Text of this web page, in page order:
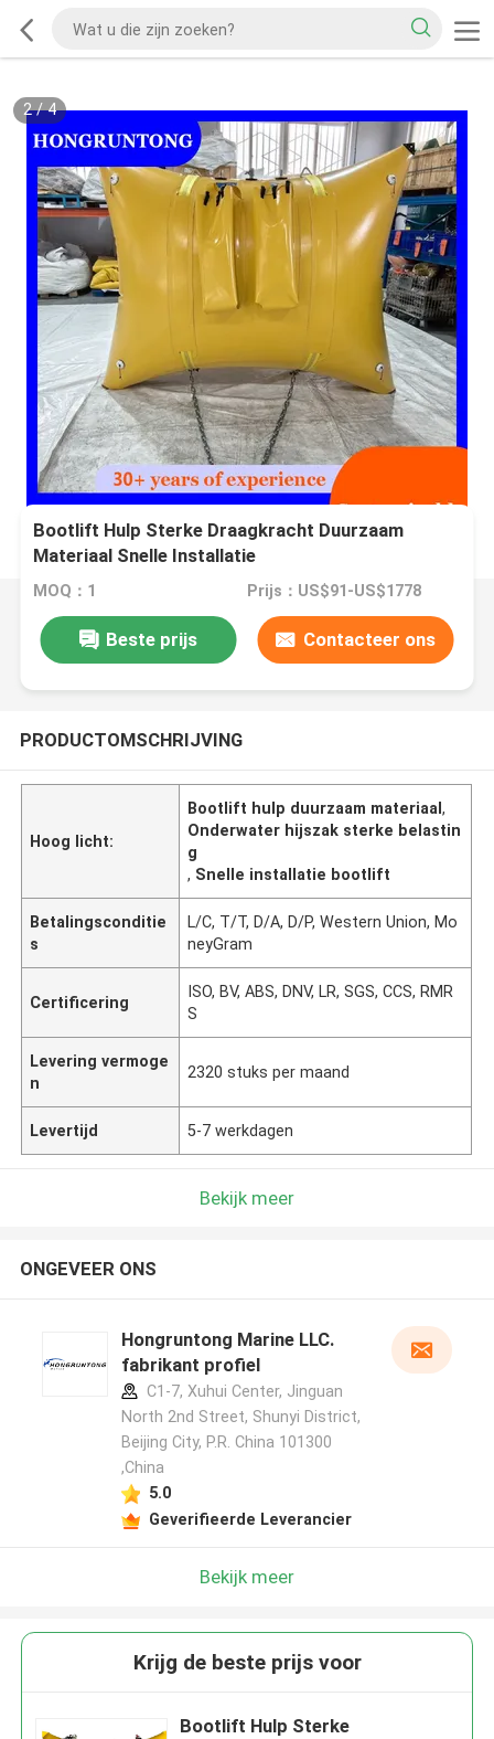
2/4
Bootlift Hulp Sterke Draagkracht Duurzaam
Materiaal Snelle Installatie
MOQ：1 Prijs：US$91-US$1778
Beste prijs Contacteer ons
PRODUCTOMSCHRIJVING
Hoog licht:
Bootlift hulp duurzaam materiaal,
Onderwater hijszak sterke belastin
g
, Snelle installatie bootlift
Betalingsconditie
s
L/C, T/T, D/A, D/P, Western Union, Mo
neyGram
Certificering
ISO, BV, ABS, DNV, LR, SGS, CCS, RMR
S
Levering vermoge
n
2320 stuks per maand
Levertijd 5-7 werkdagen
Bekijk meer
ONGEVEER ONS
Hongruntong Marine LLC.
fabrikant profiel
C1-7, Xuhui Center, Jinguan
North 2nd Street, Shunyi District,
Beijing City, P.R. China 101300
,China
5.0
Geverifieerde Leverancier
Bekijk meer
Krijg de beste prijs voor
Bootlift Hulp Sterke